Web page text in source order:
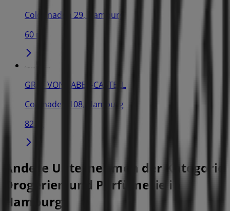
Colonnaden 29, Hamburg
60 m
GRAF VON FABER-CASTELL
Colonaden 108, Hamburg
82 m
Andere Unternehmen der Kategorie
Drogerien und Parfümerie in
Hamburg